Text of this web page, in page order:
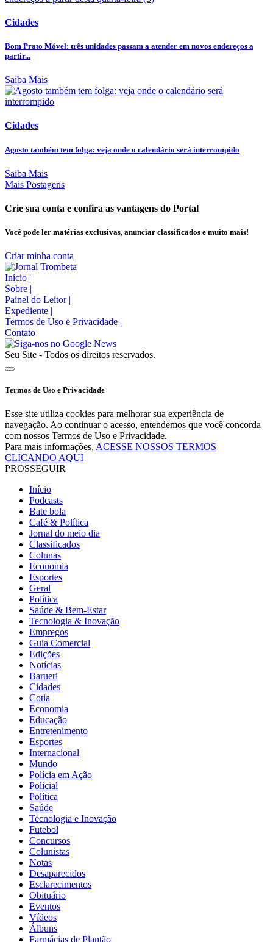
Cidades
Bom Prato Móvel: três unidades passam a atender em novos endereços a
partir...
Saiba Mais
Cidades
Agosto também tem folga: veja onde o calendário será interrompido
Saiba Mais
Mais Postagens
Crie sua conta e confira as vantagens do Portal
Você pode ler matérias exclusivas, anunciar classificados e muito mais!
Criar minha conta
Início |
Sobre |
Painel do Leitor |
Expediente |
Termos de Uso e Privacidade |
Contato
Seu Site - Todos os direitos reservados.
Termos de Uso e Privacidade
Esse site utiliza cookies para melhorar sua experiência de
navegação. Ao continuar o acesso, entendemos que você concorda
com nossos Termos de Uso e Privacidade.
Para mais informações, ACESSE NOSSOS TERMOS
CLICANDO AQUI
PROSSEGUIR
Início
Podcasts
Bate bola
Café & Política
Jornal do meio dia
Classificados
Colunas
Economia
Esportes
Geral
Política
Saúde & Bem-Estar
Tecnologia & Inovação
Empregos
Guia Comercial
Edições
Notícias
Barueri
Cidades
Cotia
Economia
Educação
Entretenimento
Esportes
Internacional
Mundo
Polícia em Ação
Policial
Política
Saúde
Tecnologia e Inovação
Futebol
Concursos
Colunistas
Notas
Desaparecidos
Esclarecimentos
Obituário
Eventos
Vídeos
Álbuns
Farmácias de Plantão